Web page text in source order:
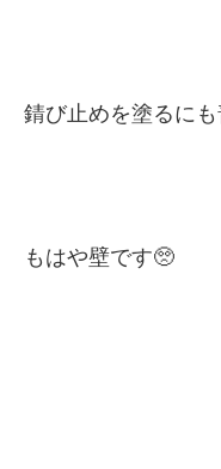
錆び止めを塗るにも
もはや壁です🥺